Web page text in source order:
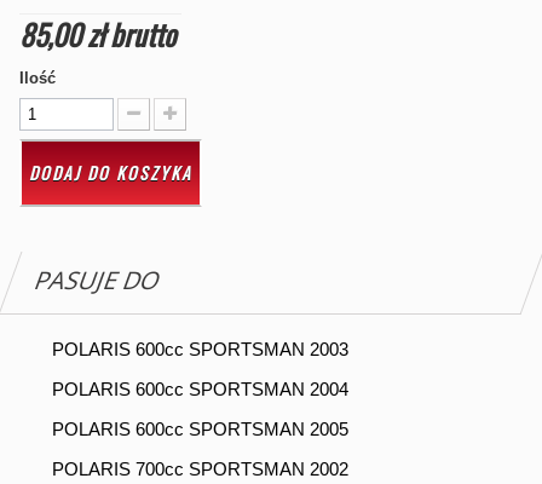
85,00 złbrutto
Ilość
DODAJ DO KOSZYKA
PASUJE DO
POLARIS 600cc SPORTSMAN 2003
POLARIS 600cc SPORTSMAN 2004
POLARIS 600cc SPORTSMAN 2005
POLARIS 700cc SPORTSMAN 2002